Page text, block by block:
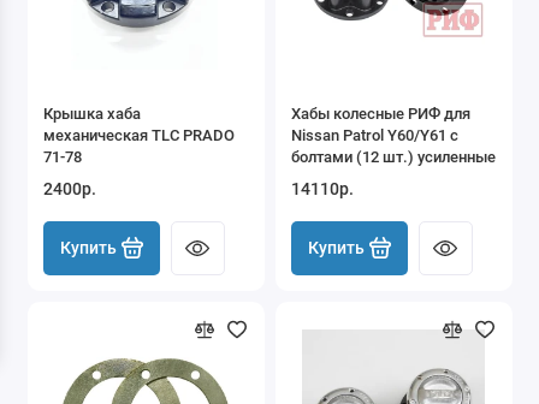
Крышка хаба
механическая TLC PRADO
71-78
2400р.
Купить
Хабы колесные РИФ для
Nissan Patrol Y60/Y61 c
болтами (12 шт.) усиленные
14110р.
Купить